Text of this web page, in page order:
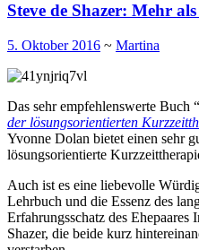
Steve de Shazer: Mehr
5. Oktober 2016 ~ Martina
Das sehr empfehlenswerte Buch “
der lösungsorientierten
Yvonne Dolan bietet einen sehr
lösungsorientierte
Auch ist es eine liebevolle
Lehrbuch und die Essenz des
Erfahrungsschatz des
Shazer, die beide kurz